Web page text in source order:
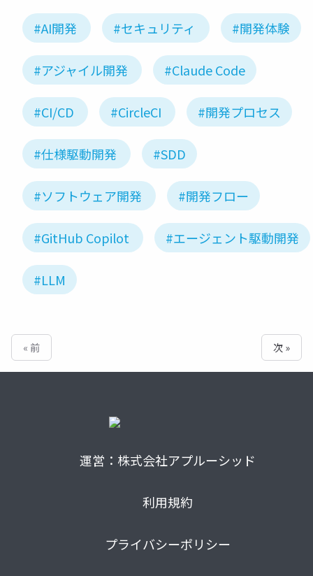
#AI開発 #セキュリティ #開発体験
#アジャイル開発 #Claude Code
#CI/CD #CircleCI #開発プロセス
#仕様駆動開発 #SDD
#ソフトウェア開発 #開発フロー
#GitHub Copilot #エージェント駆動開発
#LLM
« 前 次 »
運営：株式会社アプルーシッド
利用規約
プライバシーポリシー